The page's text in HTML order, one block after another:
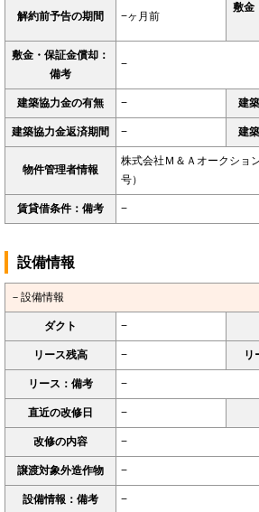
解約前予告の期間 −ヶ月前
敷金
敷金・保証金償却：
備考
−
建築協力金の有無 − 建
建築協力金返済期間 − 建
物件管理者情報
株式会社Ｍ＆Ａオークショ
号）
賃貸借条件：備考 −
設備情報
－設備情報
ダクト −
リース残高 − リ
リース：備考 −
直近の改修日 −
改修の内容 −
譲渡対象外造作物 −
設備情報：備考 −